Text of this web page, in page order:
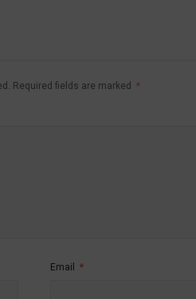
Required fields are marked *
Email *